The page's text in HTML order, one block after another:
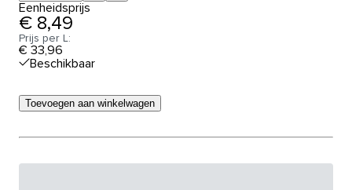
Eenheidsprijs
€ 8,49
Prijs per L:
€ 33,96
Beschikbaar
Toevoegen aan winkelwagen